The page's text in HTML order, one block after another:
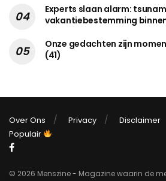
Experts slaan alarm:
vakantiebestemming
Onze gedachten zijn
(41)
Over Ons Privacy Disclaimer
Populair
© 2026 Menszine - Magazine waarin de